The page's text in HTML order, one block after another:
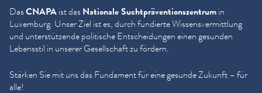
DasCNAPAist dasNationale Sucht­präven­tion­szen­trumin
Luxemburg. Unser Ziel ist es, durch fundierte Wis­sensver­mit­tlung
und unter­stützende politische Entschei­dun­gen einen gesunden
Lebensstil in unserer Gesellschaft zu fördern.
Stärken Sie mit uns das Fundament für eine gesunde Zukunft – für
alle!